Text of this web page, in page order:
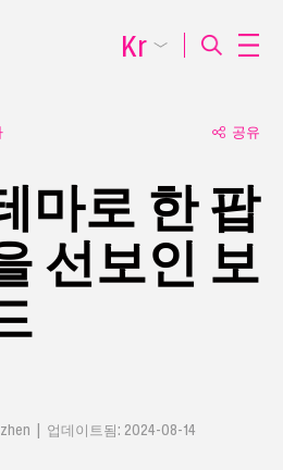
공유
마로 한 팝
선보인 보
| 업데이트됨: 2024-08-14
Kr